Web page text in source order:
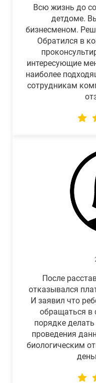
Всю жизнь до
детдоме.
бизнесменом.
Обратился в
интересующие
наиболее
сотрудникам
После
отказывался
И заявил что
обращаться в
порядке
проведения
биологическим